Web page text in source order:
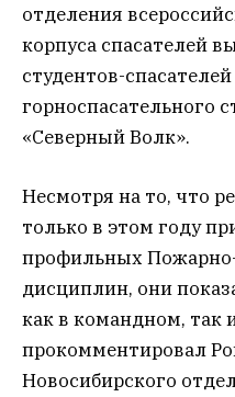
отделения
корпуса спасателей
студентов-
горноспасательного
«Северный Волк».
Несмотря на то, что
только в этом году
профильных
дисциплин, они
как в командном, так
прокомментировал
Новосибирского